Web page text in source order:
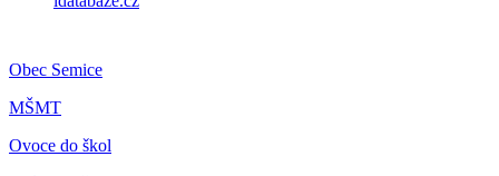
Obec Semice
MŠMT
Ovoce do škol